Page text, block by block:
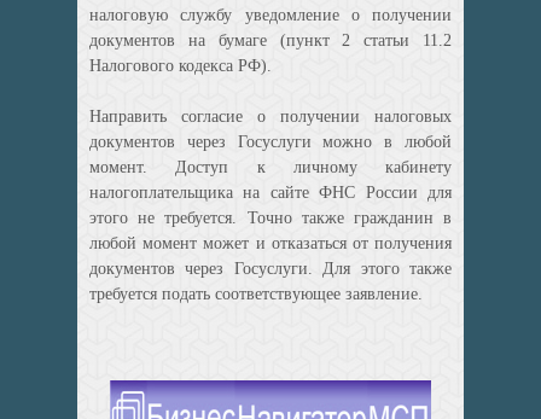
налоговую службу уведомление о получении
документов на бумаге (пункт 2 статьи 11.2
Налогового кодекса РФ).
Направить согласие о получении налоговых
документов через Госуслуги можно в любой
момент. Доступ к личному кабинету
налогоплательщика на сайте ФНС России для
этого не требуется. Точно также гражданин в
любой момент может и отказаться от получения
документов через Госуслуги. Для этого также
требуется подать соответствующее заявление.